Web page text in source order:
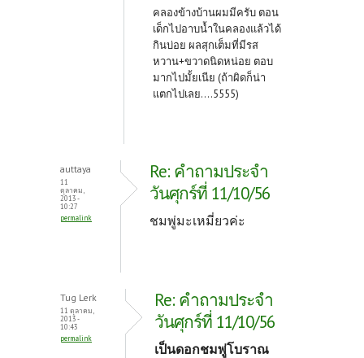
คลองข้างบ้านผมมีครับ ตอน
เด็กไปอาบน้ำในคลองแล้วได้
กินบ่อย ผลสุกเต็มที่มีรส
หวาน+ขวาดนิดหน่อย ตอบ
มากไปมั้ยเนีย (ถ้าผิดก็น่า
แตกไปเลย....5555)
auttaya
11
ตุลาคม,
2013 -
10:27
permalink
Re: คำถามประจำ
วันศุกร์ที่ 11/10/56
ชมพู่มะเหมี่ยวค่ะ
Tug Lerk
11 ตุลาคม,
2013 -
10:43
permalink
Re: คำถามประจำ
วันศุกร์ที่ 11/10/56
เป็นดอกชมพู่โบราณ